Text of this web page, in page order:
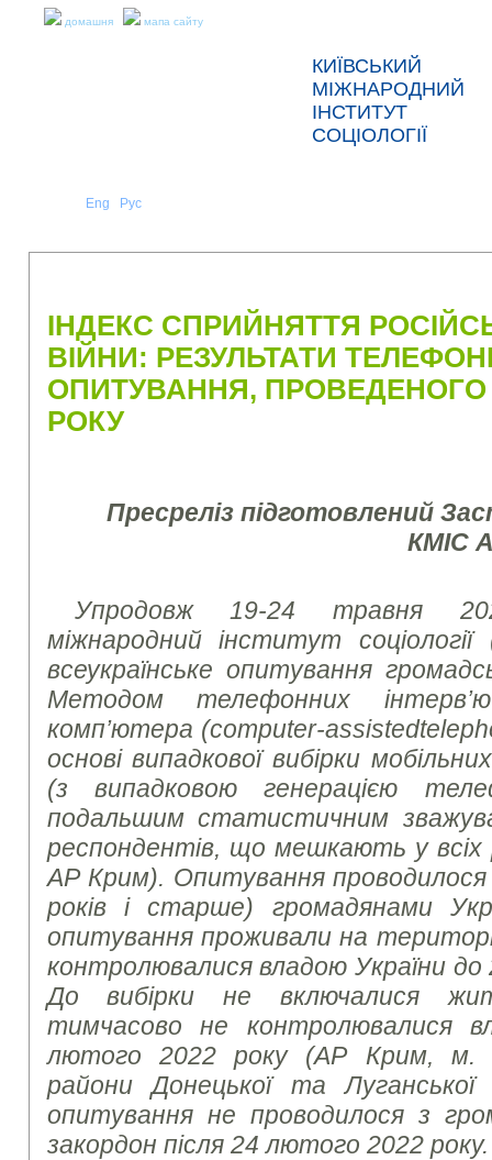
домашня мапа сайту
КИЇВСЬКИЙ
МІЖНАРОДНИЙ
ІНСТИТУТ
СОЦІОЛОГІЇ
Eng Рус
ІНДЕКС СПРИЙНЯТТЯ
ВІЙНИ: РЕЗУЛЬТАТИ
ОПИТУВАННЯ, ПРОВЕДЕНОГО
РОКУ
Пресреліз підготовлений
КМІС
Упродовж 19-24 травня
міжнародний інститут
всеукраїнське опитування
Методом телефонних
комп’ютера (computer-assisted
основі випадкової вибірки
(з випадковою генерацією
подальшим статистичним
респондентів, що мешкають у всіх
АР Крим). Опитування проводилося
років і старше) громадянами
опитування проживали на
контролювалися владою України
До вибірки не включалися
тимчасово не контролювалися
лютого 2022 року (АР Крим, м.
райони Донецької та
опитування не проводилося з
закордон після 24 лютого 2022 року.